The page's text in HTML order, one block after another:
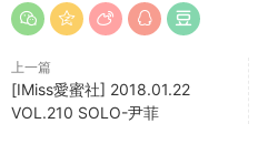
上一篇
[IMiss愛蜜社] 2018.01.22
VOL.210 SOLO-尹菲